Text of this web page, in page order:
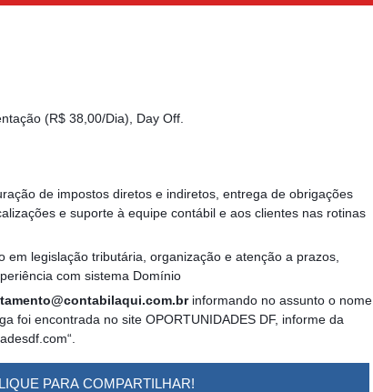
(R$ 38,00/Dia), Day Off.
de impostos diretos e indiretos, entrega de obrigações
e suporte à equipe contábil e aos clientes nas rotinas
legislação tributária, organização e atenção a prazos,
com sistema Domínio
informando no assunto o nome
foi encontrada no site OPORTUNIDADES DF, informe da
PARA COMPARTILHAR!